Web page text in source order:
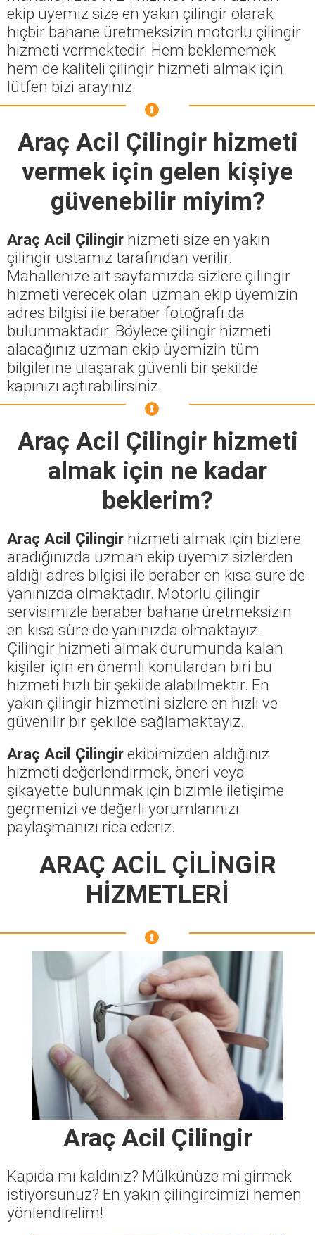
ekip üyemiz size en yakın çilingir olarak
hiçbir bahane üretmeksizin motorlu çilingir
hizmeti vermektedir. Hem beklememek
hem de kaliteli çilingir hizmeti almak için
lütfen bizi arayınız.
Araç Acil Çilingirhizmeti
vermek için gelen kişiye
güvenebilir miyim?
Araç Acil Çilingir hizmeti size en yakın
çilingir ustamız tarafından verilir.
Mahallenize ait sayfamızda sizlere çilingir
hizmeti verecek olan uzman ekip üyemizin
adres bilgisi ile beraber fotoğrafı da
bulunmaktadır. Böylece çilingir hizmeti
alacağınız uzman ekip üyemizin tüm
bilgilerine ulaşarak güvenli bir şekilde
kapınızı açtırabilirsiniz.
Araç Acil Çilingirhizmeti
almak için ne kadar
beklerim?
Araç Acil Çilingir hizmeti almak için bizlere
aradığınızda uzman ekip üyemiz sizlerden
aldığı adres bilgisi ile beraber en kısa süre de
yanınızda olmaktadır. Motorlu çilingir
servisimizle beraber bahane üretmeksizin
en kısa süre de yanınızda olmaktayız.
Çilingir hizmeti almak durumunda kalan
kişiler için en önemli konulardan biri bu
hizmeti hızlı bir şekilde alabilmektir. En
yakın çilingir hizmetini sizlere en hızlı ve
güvenilir bir şekilde sağlamaktayız.
Araç Acil Çilingirekibimizden aldığınız
hizmeti değerlendirmek, öneri veya
şikayette bulunmak için bizimle iletişime
geçmenizi ve değerli yorumlarınızı
paylaşmanızı rica ederiz.
ARAÇ ACİL ÇİLİNGİR
HİZMETLERİ
Araç Acil Çilingir
Kapıda mı kaldınız? Mülkünüze mi girmek
istiyorsunuz? En yakın çilingircimizi hemen
yönlendirelim!